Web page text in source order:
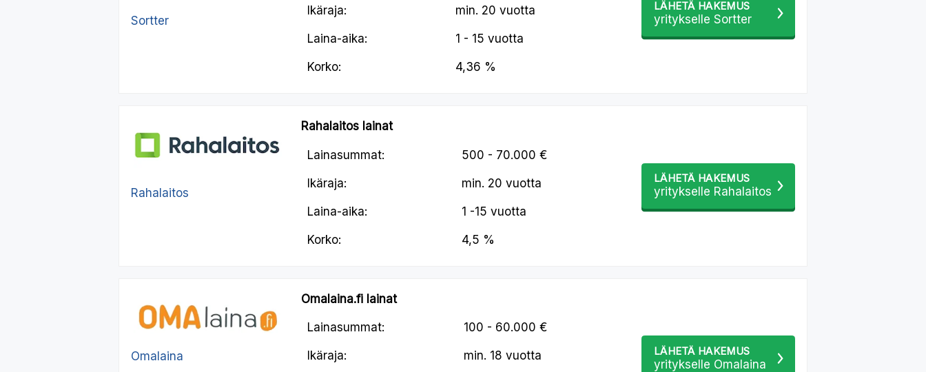
Sortter
Ikäraja: min. 20 vuotta
Laina-aika: 1 - 15 vuotta
Korko: 4,36 %
LÄHETÄ HAKEMUS
yritykselle Sortter
Rahalaitos
Rahalaitos lainat
Lainasummat: 500 - 70.000 €
Ikäraja: min. 20 vuotta
Laina-aika: 1 -15 vuotta
Korko: 4,5 %
LÄHETÄ HAKEMUS
yritykselle Rahalaitos
Omalaina
Omalaina.fi lainat
Lainasummat: 100 - 60.000 €
Ikäraja: min. 18 vuotta LÄHETÄ HAKEMUS
yritykselle Omalaina